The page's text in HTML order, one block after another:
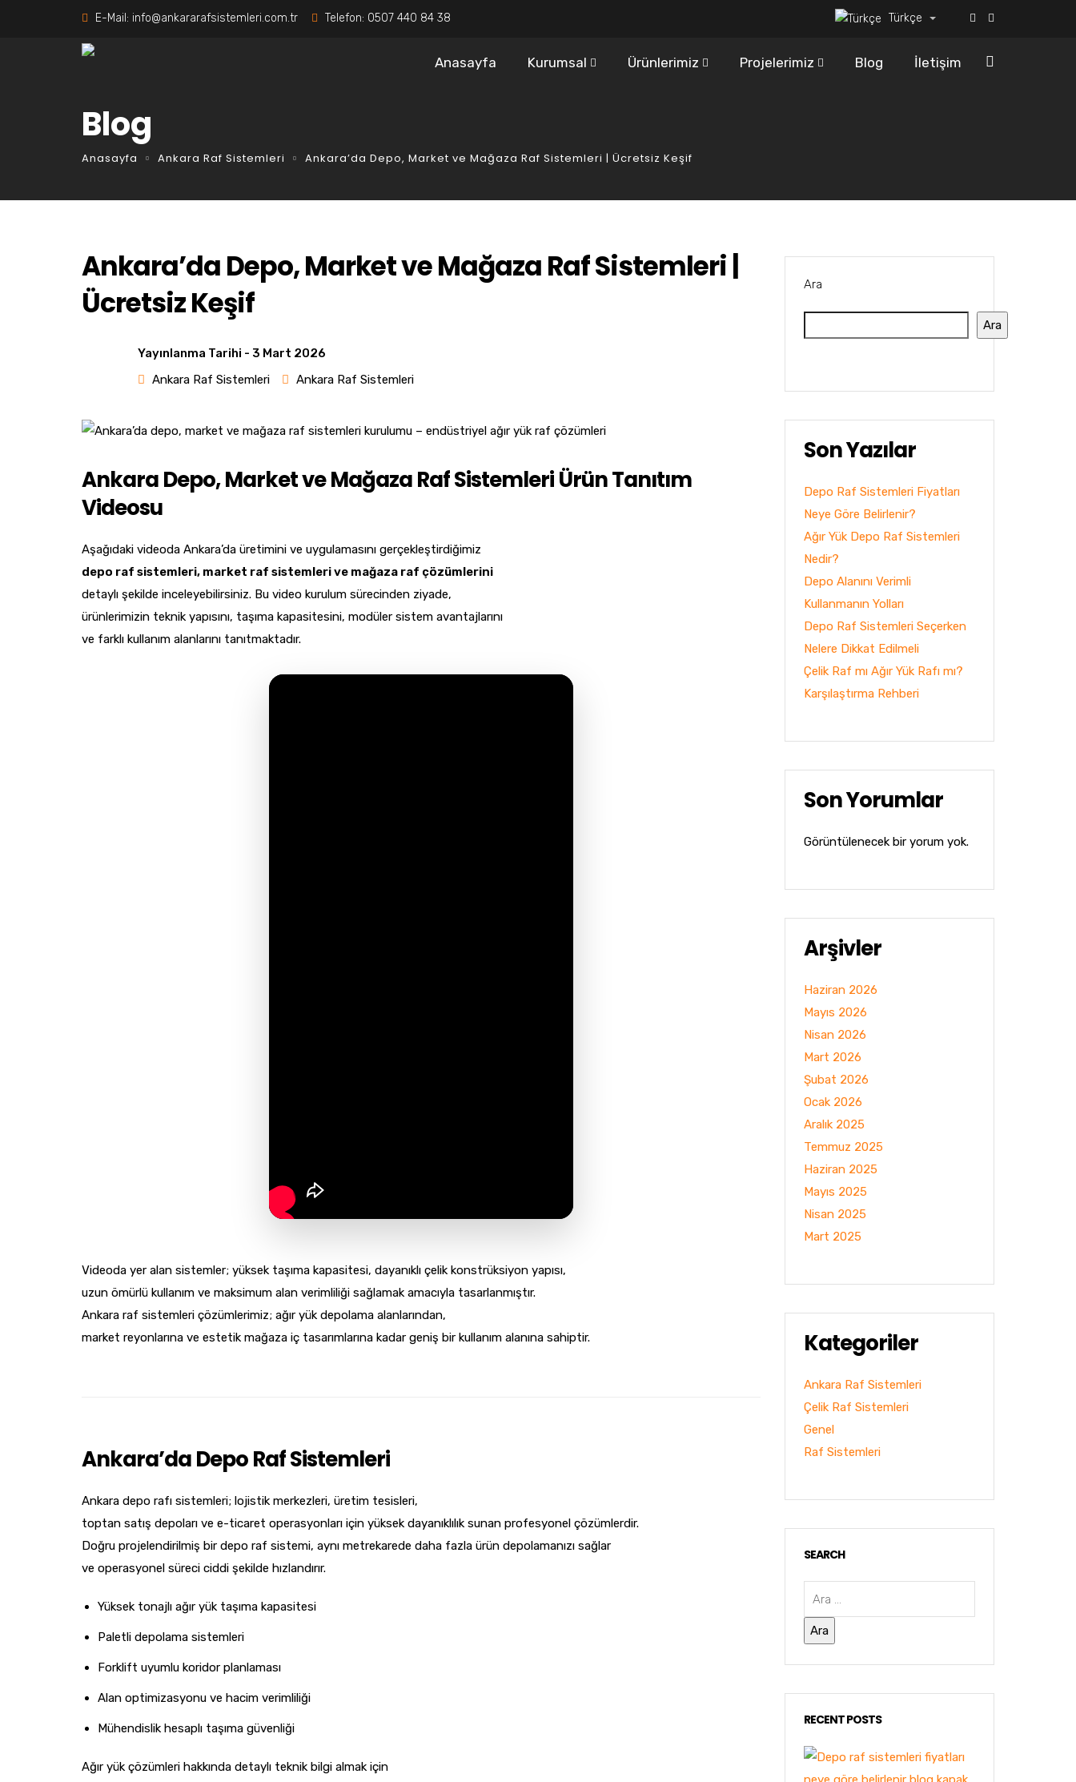
E-Mail: info@ankararafsistemleri.com.tr Telefon: 0507 440 84 38 Türkçe
Anasayfa Kurumsal Ürünlerimiz Projelerimiz Blog İletişim
Blog
Anasayfa Ankara Raf Sistemleri Ankara’da Depo, Market ve Mağaza Raf Sistemleri | Ücretsiz Keşif
Ankara’da Depo, Market ve Mağaza Raf Sistemleri |
Ücretsiz Keşif
Yayınlanma Tarihi - 3 Mart 2026
Ankara Raf Sistemleri
Ankara Raf Sistemleri
Ankara Depo, Market ve Mağaza Raf Sistemleri Ürün Tanıtım
Videosu
Aşağıdaki videoda Ankara’da üretimini ve uygulamasını gerçekleştirdiğimiz
depo raf sistemleri, market raf sistemleri ve mağaza raf çözümlerini
detaylı şekilde inceleyebilirsiniz. Bu video kurulum sürecinden ziyade,
ürünlerimizin teknik yapısını, taşıma kapasitesini, modüler sistem avantajlarını
ve farklı kullanım alanlarını tanıtmaktadır.
Videoda yer alan sistemler; yüksek taşıma kapasitesi, dayanıklı çelik konstrüksiyon yapısı,
uzun ömürlü kullanım ve maksimum alan verimliliği sağlamak amacıyla tasarlanmıştır.
Ankara raf sistemleri çözümlerimiz; ağır yük depolama alanlarından,
market reyonlarına ve estetik mağaza iç tasarımlarına kadar geniş bir kullanım alanına sahiptir.
Ankara’da Depo Raf Sistemleri
Ankara depo rafı sistemleri; lojistik merkezleri, üretim tesisleri,
toptan satış depoları ve e-ticaret operasyonları için yüksek dayanıklılık sunan profesyonel çözümlerdir.
Doğru projelendirilmiş bir depo raf sistemi, aynı metrekarede daha fazla ürün depolamanızı sağlar
ve operasyonel süreci ciddi şekilde hızlandırır.
Yüksek tonajlı ağır yük taşıma kapasitesi
Paletli depolama sistemleri
Forklift uyumlu koridor planlaması
Alan optimizasyonu ve hacim verimliliği
Mühendislik hesaplı taşıma güvenliği
Ağır yük çözümleri hakkında detaylı teknik bilgi almak için
Ara
Ara
Son Yazılar
Depo Raf Sistemleri Fiyatları
Neye Göre Belirlenir?
Ağır Yük Depo Raf Sistemleri
Nedir?
Depo Alanını Verimli
Kullanmanın Yolları
Depo Raf Sistemleri Seçerken
Nelere Dikkat Edilmeli
Çelik Raf mı Ağır Yük Rafı mı?
Karşılaştırma Rehberi
Son Yorumlar
Görüntülenecek bir yorum yok.
Arşivler
Haziran 2026
Mayıs 2026
Nisan 2026
Mart 2026
Şubat 2026
Ocak 2026
Aralık 2025
Temmuz 2025
Haziran 2025
Mayıs 2025
Nisan 2025
Mart 2025
Kategoriler
Ankara Raf Sistemleri
Çelik Raf Sistemleri
Genel
Raf Sistemleri
SEARCH
RECENT POSTS